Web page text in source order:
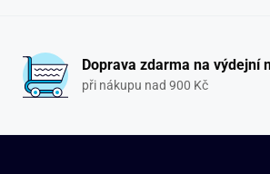
Doprava zdarma na výdejní
při nákupu nad 900 Kč